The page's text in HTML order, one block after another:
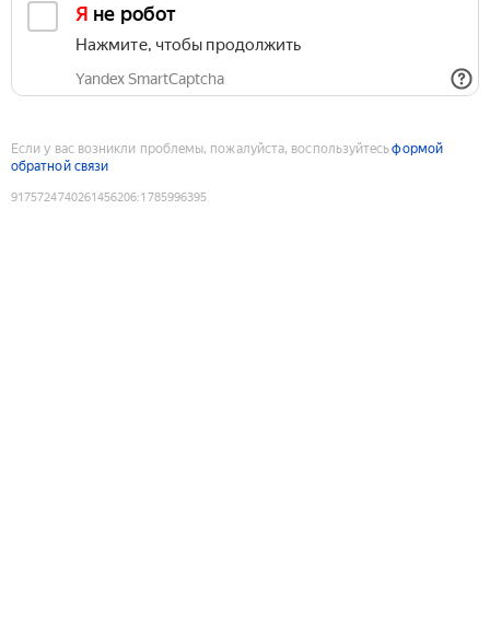
Я не робот
Нажмите, чтобы продолжить
Yandex SmartCaptcha
Если у вас возникли проблемы, пожалуйста, воспользуйтесьформой
обратной связи
9175724740261456206:1785996395